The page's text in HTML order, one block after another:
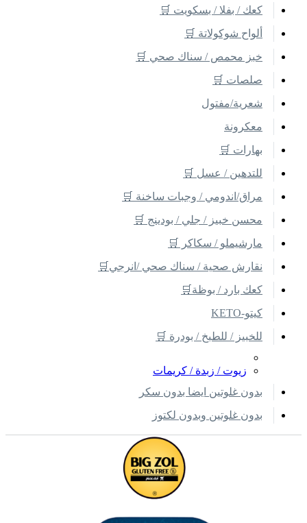
كعك / بفلا / بسكويت 🛒
ألواح شوكولاتة 🛒
خبز محمص / سناك صحي 🛒
صلصات 🛒
شعرية/مفتول
معكرونة
بهارات 🛒
للتدهين / عسل 🛒
مراق/اندومي / وجبات ساخنة 🛒
محسن خبيز / جلي / بودينج 🛒
مارشيملو / سكاكر 🛒
نقارش صحية / سناك صحي /انرجي🛒
كعك بارد / بوظة🛒
كيتو-KETO
للخبيز / للطبخ / بودرة 🛒
زيوت / زبدة / كريمات
بدون غلوتين ايضا بدون سكر
بدون غلوتين وبدون لكتوز